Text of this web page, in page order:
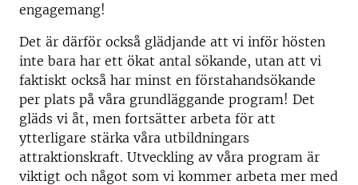
engagemang!
Det är därför också glädjande att vi inför hösten
inte bara har ett ökat antal sökande, utan att vi
faktiskt också har minst en förstahandsökande
per plats på våra grundläggande program! Det
gläds vi åt, men fortsätter arbeta för att
ytterligare stärka våra utbildningars
attraktionskraft. Utveckling av våra program är
viktigt och något som vi kommer arbeta mer med